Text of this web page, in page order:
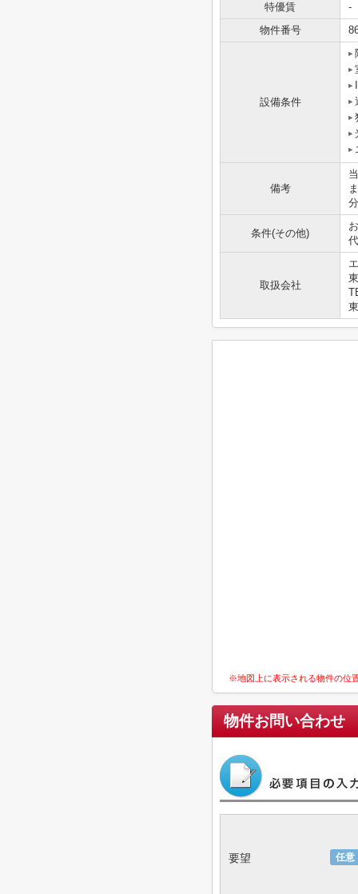
特優賃
-
物件番号
設備条件
備考
条件(その他)
取扱会社
※地図上に表示される物件の位
物件お問い合わせ
任意
要望